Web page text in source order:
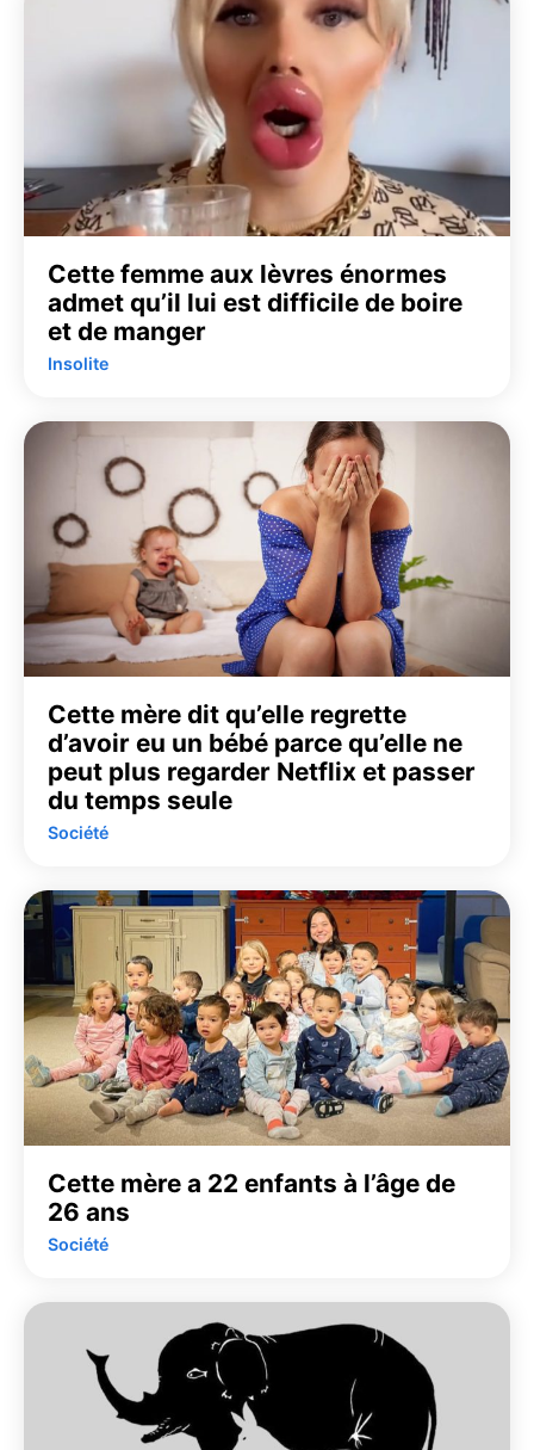
Cette femme aux lèvres énormes
admet qu’il lui est difficile de boire
et de manger
Insolite
Cette mère dit qu’elle regrette
d’avoir eu un bébé parce qu’elle ne
peut plus regarder Netflix et passer
du temps seule
Société
Cette mère a 22 enfants à l’âge de
26 ans
Société